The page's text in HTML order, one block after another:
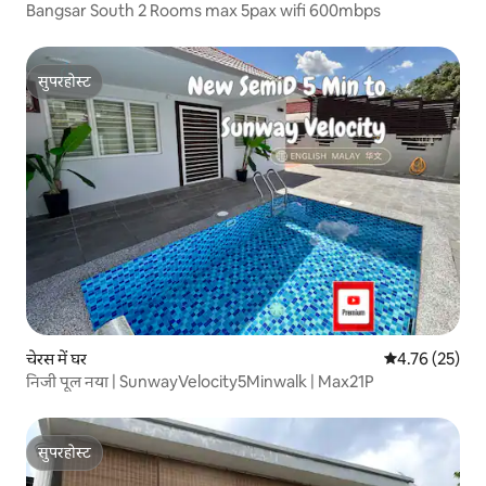
Bangsar South 2 Rooms max 5pax wifi 600mbps
सुपरहोस्ट
सुपरहोस्ट
चेरस में घर औसत रेटिंग 5 में
4.76 (25)
निजी पूल नया | SunwayVelocity5Minwalk | Max21P
सुपरहोस्ट
सुपरहोस्ट